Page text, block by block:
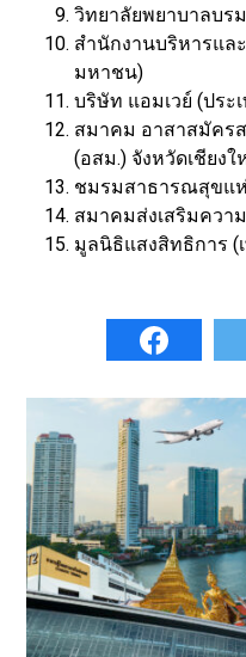
วิทยาลัยพยาบาลบร
สำนักงานบริหารแล
มหาชน)
บริษัท แอมเวย์ (ประ
สมาคม อาสาสมัคร
(อสม.) จังหวัดเชียงใ
ชมรมสาธารณสุขแห่
สมาคมส่งเสริมควา
มูลนิธิแสงสิทธิการ